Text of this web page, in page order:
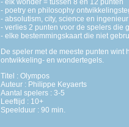
- poetry en philosophy
- absolutism, city, science en
- verlies 2 punten voor de spelers die
- elke bestemmingskaart die niet
De speler met de meeste punten wint
ontwikkeling- en wondertegels.
Titel : Olympos
Auteur : Philippe Keyaerts
Aantal spelers : 3-5
Leeftijd : 10+
Speelduur : 90 min.